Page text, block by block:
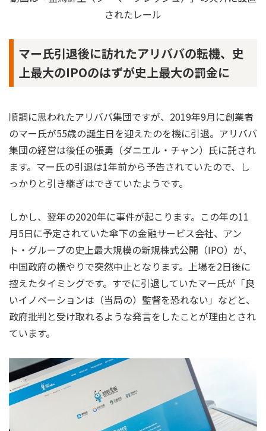
されたレール
マー氏引退後に訪れたアリババの転機、史
上最大のIPOのはずが史上最大の罰金に
順調に思われたアリババ集団ですが、2019年9月に創業者
のマー氏が55歳の誕生日を迎えたのを機に引退。アリババ
集団の経営は後任の張勇（ダニエル・チャン）氏に託され
ます。マー氏の引退は1年前から予告されていたので、し
っかりと引き継ぎはできていたようです。
しかし、翌年の2020年に事件が起こります。この年の11
月5日に予定されていた傘下の金融サービス会社、アン
ト・グループの史上最大規模の新規株式公開（IPO）が、
中国政府の横やりで突然中止となります。上場を2日後に
控えたタイミングです。すでに引退していたマー氏が「良
いイノベーションは（当局の）監督を恐れない」などと、
政府批判と受け取れるような発言をしたことが理由とされ
ています。